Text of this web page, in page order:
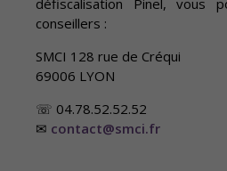
défiscalisation Pinel, vous
conseillers :
SMCI 128 rue de Créqui
69006 LYON
☏ 04.78.52.52.52
✉ contact@smci.fr